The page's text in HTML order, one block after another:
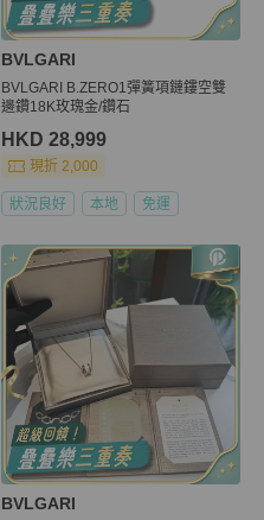
BVLGARI
BVLGARI B.ZERO1彈簧項鏈鏤空雙
邊鑽18K玫瑰金/鑽石
HKD 28,999
現折 2,000
狀況良好 本地 免運
BVLGARI